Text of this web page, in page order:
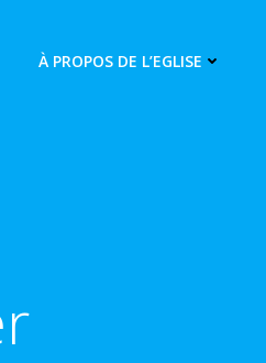
À PROPOS DE L’EGLISE